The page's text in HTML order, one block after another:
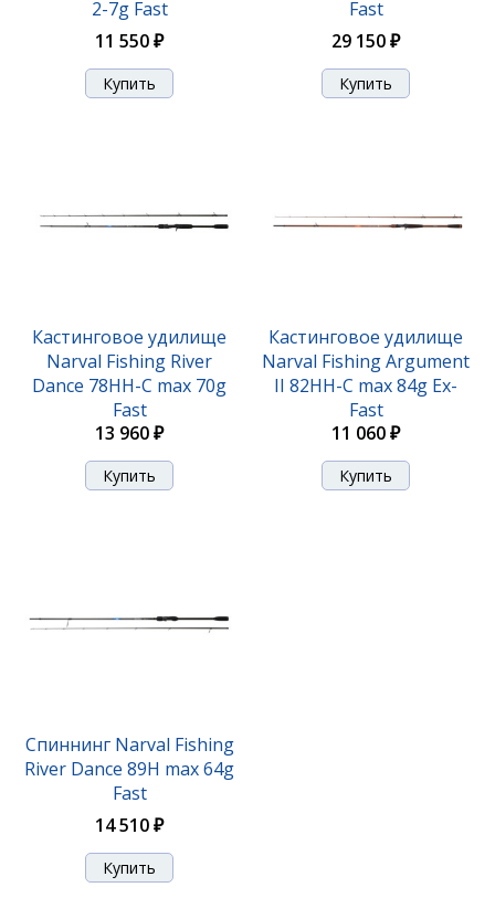
2-7g Fast
11 550 ₽
Fast
29 150 ₽
Кастинговое удилище
Narval Fishing River
Dance 78HH-C max 70g
Fast
13 960 ₽
Кастинговое удилище
Narval Fishing Argument
II 82HH-C max 84g Ex-
Fast
11 060 ₽
Спиннинг Narval Fishing
River Dance 89H max 64g
Fast
14 510 ₽